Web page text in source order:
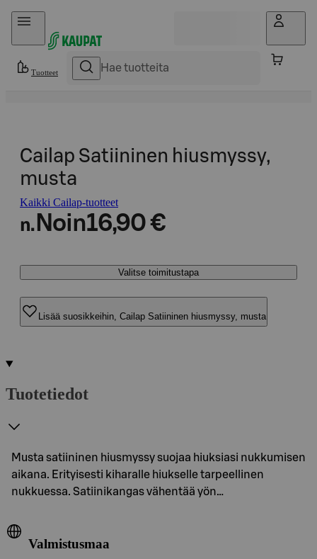
Hyppää sisältöön
Tuotteet
Cailap Satiininen hiusmyssy,
musta
Kaikki Cailap-tuotteet
n. Noin16,90 €
Valitse toimitustapa
Lisää suosikkeihin, Cailap Satiininen hiusmyssy, musta
Tuotetiedot
Musta satiininen hiusmyssy suojaa hiuksiasi nukkumisen
aikana. Erityisesti kiharalle hiukselle tarpeellinen
nukkuessa. Satiinikangas vähentää yön…
Valmistusmaa